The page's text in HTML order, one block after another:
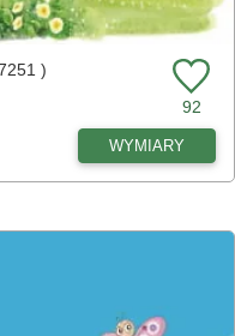
)
92
WYMIARY